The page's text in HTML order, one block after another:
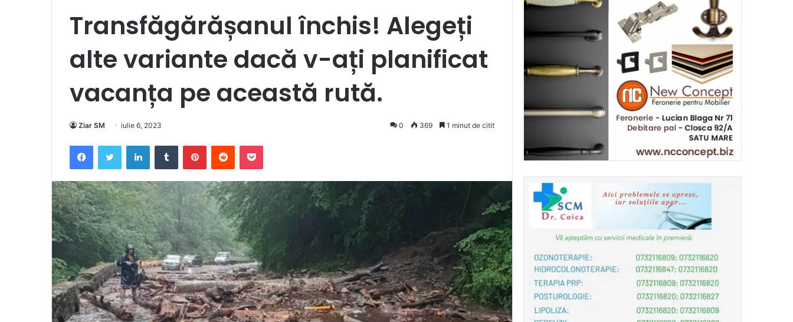
Transfăgărășanul închis! Alegeți
alte variante dacă v-ați planificat
vacanța pe această rută.
Ziar SM iulie 6, 2023 0 369 1 minut de citit
FacebookTwitter LinkedInTumblr PinterestReddit Pocket